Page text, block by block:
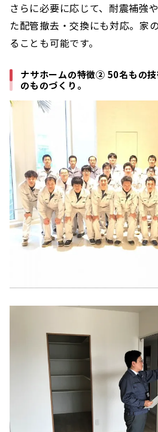
さらに必要に応じて、耐震補強
た配管撤去・交換にも対応。家
ることも可能です。
ナサホームの特徴② 50名もの
のものづくり。